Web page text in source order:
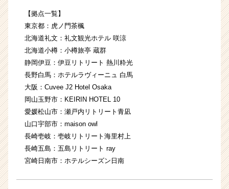
【拠点一覧】
東京都：虎ノ門茶楓
北海道礼文：礼文観光ホテル 咲涼
北海道小樽：小樽旅亭 蔵群
静岡伊豆：伊豆リトリート 熱川粋光
長野白馬：ホテルラヴィーニュ 白馬
大阪：Cuvee J2 Hotel Osaka
岡山玉野市：KEIRIN HOTEL 10
愛媛松山市：瀬戸内リトリート青凪
山口宇部市：maison owl
長崎壱岐：壱岐リトリート海里村上
長崎五島：五島リトリート ray
宮崎日南市：ホテルシーズン日南